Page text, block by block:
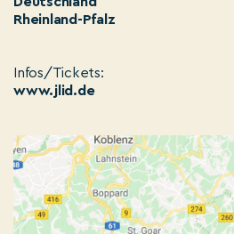
Rheinland-Pfalz
Infos/Tickets:
www.jlid.de